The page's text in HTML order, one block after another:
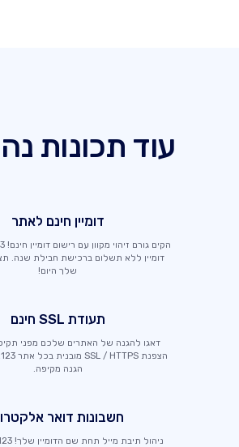
עוד תכונות
דומיין חינם לאתר
דומיין ללא תשלום ברכישת חבילת שנה.
שלך היום!
תעודת SSL חינם
דאגו להגנה של האתרים שלכם מפני
הגנה מקיפה.
חשבונות דואר